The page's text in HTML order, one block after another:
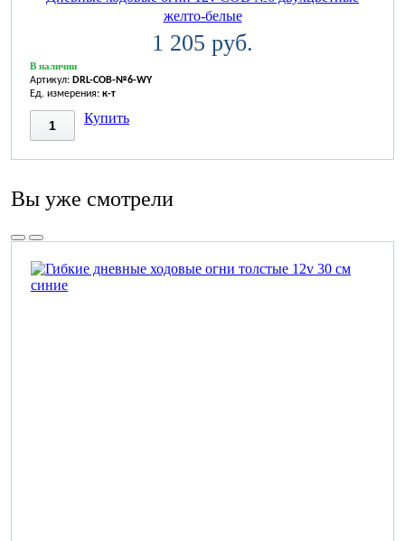
желто-белые
1 205 руб.
В наличии
Артикул: DRL-COB-№6-WY
Ед. измерения: к-т
Купить
Вы уже смотрели